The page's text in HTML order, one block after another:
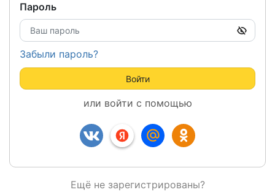
Пароль
Забыли пароль?
Войти
или войти с помощью
Ещё не зарегистрированы?